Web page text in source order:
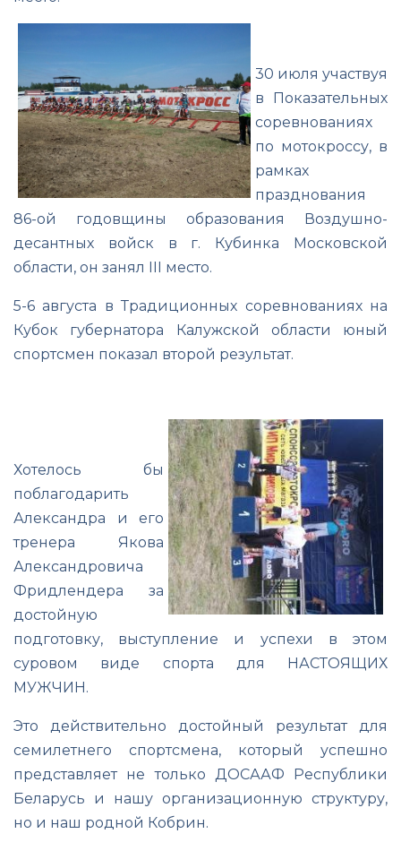
30 июля участвуя
в Показательных
соревнованиях
по мотокроссу, в
рамках
празднования
86-ой годовщины образования Воздушно-
десантных войск в г. Кубинка Московской
области, он занял III место.
5-6 августа в Традиционных соревнованиях на
Кубок губернатора Калужской области юный
спортсмен показал второй результат.
Хотелось бы
поблагодарить
Александра и его
тренера Якова
Александровича
Фридлендера за
достойную
подготовку, выступление и успехи в этом
суровом виде спорта для НАСТОЯЩИХ
МУЖЧИН.
Это действительно достойный результат для
семилетнего спортсмена, который успешно
представляет не только ДОСААФ Республики
Беларусь и нашу организационную структуру,
но и наш родной Кобрин.